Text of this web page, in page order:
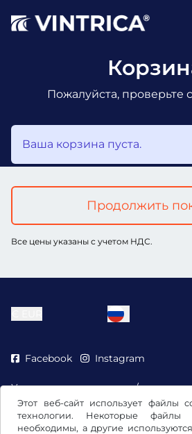
Этот веб-сайт использует файлы
технологии. Некоторые файлы
необходимы, а другие
Пожалуйста, проверьте
Ваша корзина пуста.
Продолжить
Все цены указаны с учетом НДС.
Facebook Instagram
Условия использования/право на
Политика конфиденциальности
Настройки файлов cookie